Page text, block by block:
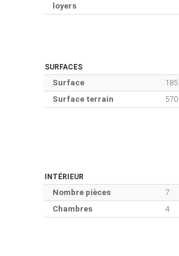
loyers
SURFACES
Surface
Surface terrain
INTÉRIEUR
Nombre pièces
7
Chambres
4